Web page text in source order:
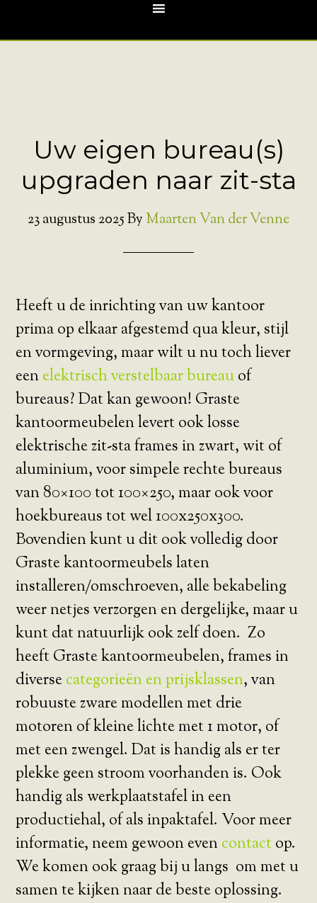
Uw eigen bureau(s)
upgraden naar zit-sta
23 augustus 2025By Maarten Van der Venne
Heeft u de inrichting van uw kantoor
prima op elkaar afgestemd qua kleur, stijl
en vormgeving, maar wilt u nu toch liever
eenelektrisch verstelbaar bureauof
bureaus? Dat kan gewoon! Graste
kantoormeubelen levert ook losse
elektrische zit-sta frames in zwart, wit of
aluminium, voor simpele rechte bureaus
van 80×100 tot 100×250, maar ook voor
hoekbureaus tot wel 100x250x300.
Bovendien kunt u dit ook volledig door
Graste kantoormeubels laten
installeren/omschroeven, alle bekabeling
weer netjes verzorgen en dergelijke, maar u
kunt dat natuurlijk ook zelf doen. Zo
heeft Graste kantoormeubelen, frames in
diversecategorieën en prijsklassen, van
robuuste zware modellen met drie
motoren of kleine lichte met 1 motor, of
met een zwengel. Dat is handig als er ter
plekke geen stroom voorhanden is. Ook
handig als werkplaatstafel in een
productiehal, of als inpaktafel. Voor meer
informatie, neem gewoon evencontact op.
We komen ook graag bij u langs om met u
samen te kijken naar de beste oplossing.